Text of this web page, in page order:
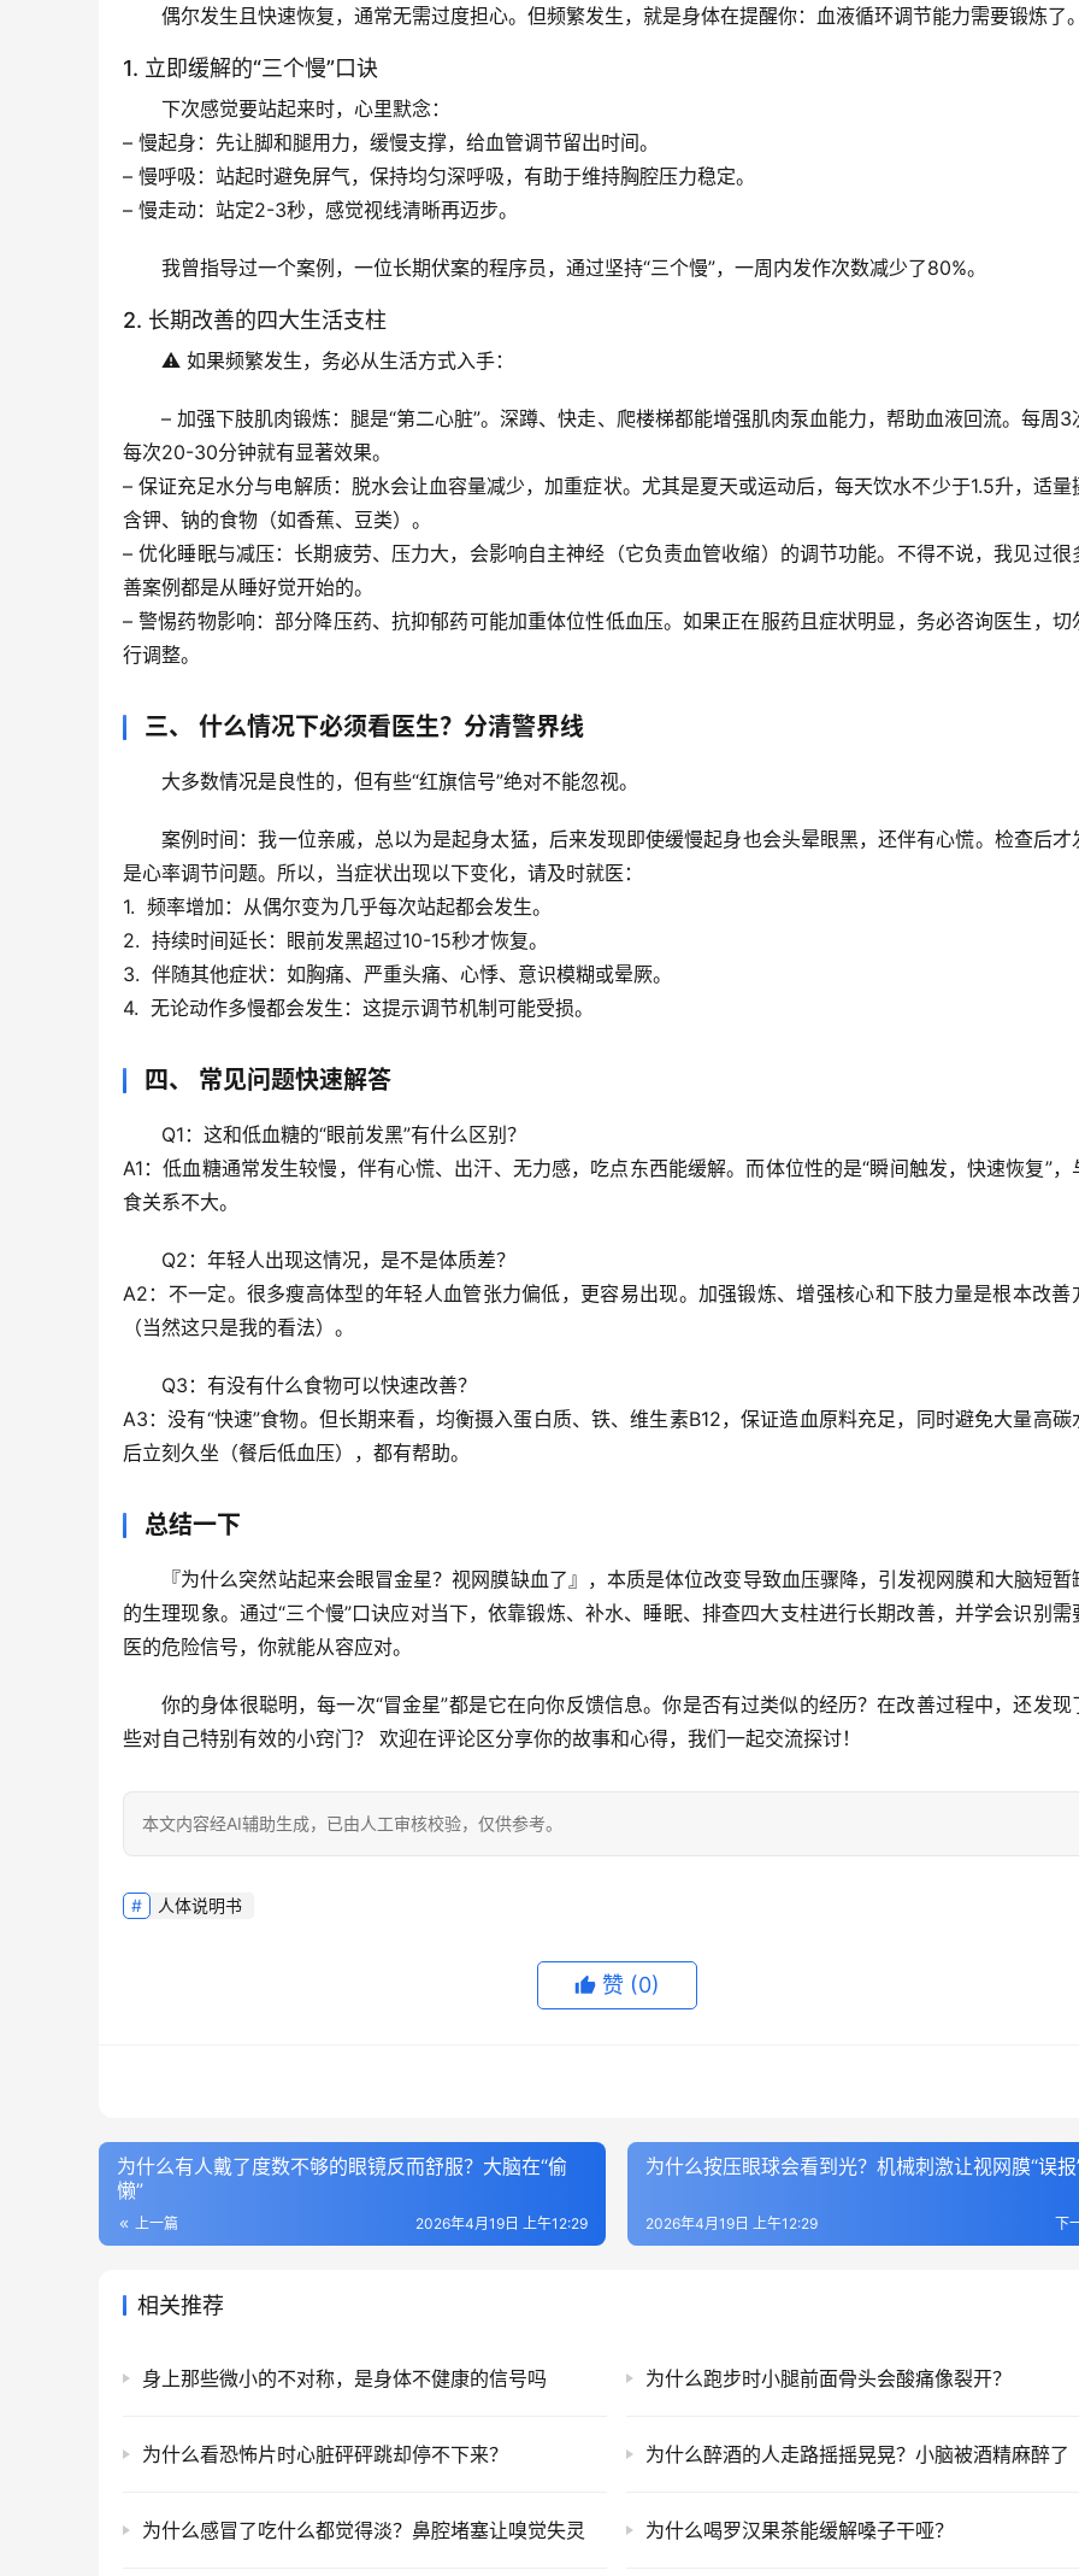
偶尔发生且快速恢复，通常无需过度担心。但频繁发生，就是身体在提醒你： 血液循环调节能力需要锻炼了
1. 立即缓解的“三个慢”口诀
下次感觉要站起来时，心里默念：
– 慢起身 ：先让脚和腿用力，缓慢支撑，给血管调节留出时间。
– 慢呼吸 ：站起时避免屏气，保持均匀深呼吸，有助于维持胸腔压力稳定。
– 慢走动：站定2-3秒，感觉视线清晰再迈步。
我曾指导过一个案例，一位长期伏案的程序员，通过坚持“三个慢”，一周内发作次数减少了80%。
2. 长期改善的四大生活支柱
⚠️ 如果频繁发生，务必从生活方式入手：
– 加强下肢肌肉锻炼 ：腿是“第二心脏”。深蹲、快走、爬楼梯都能增强肌肉泵血能力，帮助血液回流。 每周3
每次20-30分钟就有显著效果。
– 保证充足水分与电解质：脱水会让血容量减少，加重症状。尤其是夏天或运动后，每天饮水不少于1.5升，适量
含钾、钠的食物（如香蕉、豆类）。
– 优化睡眠与减压：长期疲劳、压力大，会影响自主神经（它负责血管收缩）的调节功能。不得不说，我见过很
善案例都是从睡好觉开始的。
– 警惕药物影响 ：部分降压药、抗抑郁药可能加重体位性低血压。如果正在服药且症状明显， 务必咨询医生 ，切
行调整。
三、 什么情况下必须看医生？分清警界线
大多数情况是良性的，但有些“红旗信号”绝对不能忽视。
案例时间 ：我一位亲戚，总以为是起身太猛，后来发现即使缓慢起身也会头晕眼黑，还伴有心慌。检查后才
是心率调节问题。所以，当症状出现以下变化，请及时就医：
1. 频率增加 ：从偶尔变为几乎每次站起都会发生。
2. 持续时间延长：眼前发黑超过10-15秒才恢复。
3. 伴随其他症状：如胸痛、严重头痛、心悸、意识模糊或晕厥。
4. 无论动作多慢都会发生 ：这提示调节机制可能受损。
四、 常见问题快速解答
Q1：这和低血糖的“眼前发黑”有什么区别？
A1：低血糖通常发生较慢，伴有心慌、出汗、无力感， 吃点东西能缓解。而体位性的是“瞬间触发，快速恢复”，
食关系不大。
Q2：年轻人出现这情况，是不是体质差？
A2：不一定。很多瘦高体型的年轻人血管张力偏低，更容易出现。加强锻炼、增强核心和下肢力量是根本改善
（当然这只是我的看法）。
Q3：有没有什么食物可以快速改善？
A3：没有“快速”食物。但长期来看， 均衡摄入蛋白质、铁、维生素B12，保证造血原料充足，同时避免大量高碳
后立刻久坐 （餐后低血压），都有帮助。
总结一下
『为什么突然站起来会眼冒金星？视网膜缺血了』，本质是体位改变导致血压骤降，引发视网膜和大脑短暂
的生理现象。通过“三个慢”口诀应对当下，依靠锻炼、补水、睡眠、排查四大支柱进行长期改善，并学会识别需
医的危险信号，你就能从容应对。
你的身体很聪明，每一次“冒金星”都是它在向你反馈信息。你是否有过类似的经历？在改善过程中，还发现
些对自己特别有效的小窍门？
欢迎在评论区分享你的故事和心得，我们一起交流探讨！
本文内容经AI辅助生成，已由人工审核校验，仅供参考。
人体说明书
赞 (0)
为什么有人戴了度数不够的眼镜反而舒服？大脑在“偷
懒”
上一篇 2026年4月19日 上午12:29
为什么按压眼球会看到光？机械刺激让视网膜“误报
下
2026年4月19日 上午12:29
相关推荐
身上那些微小的不对称，是身体不健康的信号吗 为什么跑步时小腿前面骨头会酸痛像裂开？
为什么看恐怖片时心脏砰砰跳却停不下来？ 为什么醉酒的人走路摇摇晃晃？小脑被酒精麻醉了
为什么感冒了吃什么都觉得淡？鼻腔堵塞让嗅觉失灵 为什么喝罗汉果茶能缓解嗓子干哑？